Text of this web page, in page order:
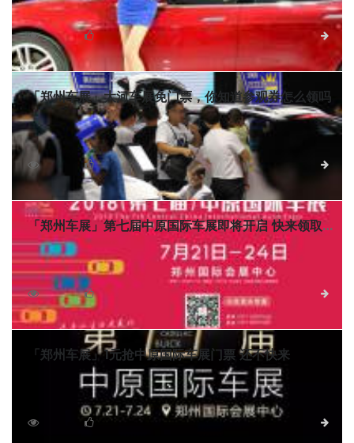
电子门票已经正式上线了，即日起关注“河南新能源车展”即可0
元领取车展门票一张！每天限量100张，赶快喊上你的小伙伴们
一起观展吧！
3833 0
「郑州车展」大河车展免门票，你知道参观券怎么领吗
不要门票，免费参观，14年来，大河车展始终坚持，这也
让中原汽车爱好者得到便利。如今，为了节省大家的时间，
2018秋季大河国际车展升级了电子参观券，可以收在微信卡包
里，更方便，更快捷。
4079 0
「郑州车展」第七届中原国际车展即将开启 快来领取
车展门票
7月21-24日，2018第七届中原国际汽车展览会暨中原汽车
文化旅游节(以下简称“中原国际车展)将于郑州国际会展中心开
幕！快来领取免费门票！
4564 0
「郑州车展」1元抢中原国际车展门票 还不快来
2018第七届中原国际汽车展览会将于7月21—24日在郑州
国际会展中心盛大开幕。届时车展现场6 5万平方米的展出面积
将云集全球70多个主流汽车品牌。在广大车迷的热情追捧下，
3751